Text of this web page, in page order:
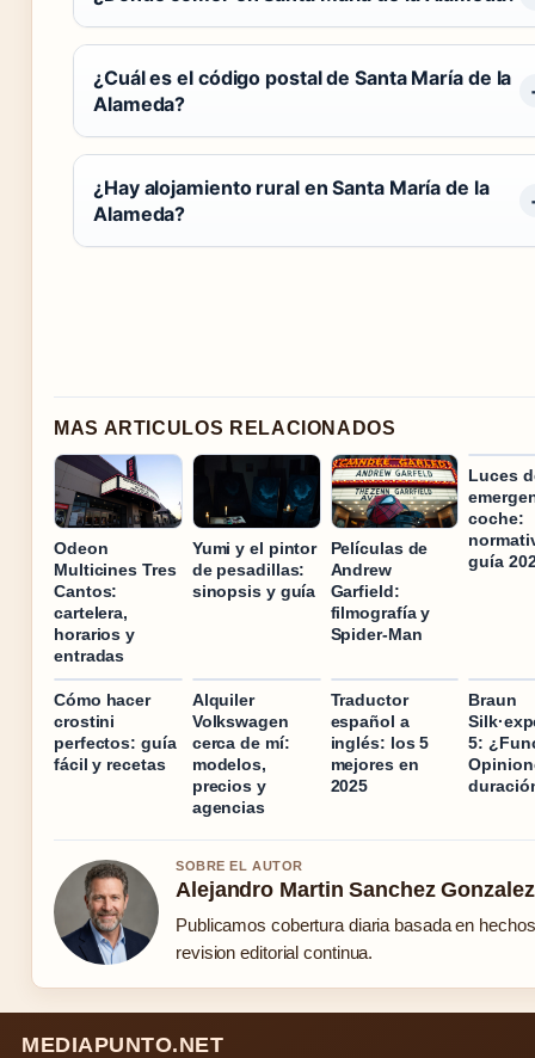
¿Cuál es el código postal de Santa María de la
Alameda?
¿Hay alojamiento rural en Santa María de la
Alameda?
MAS ARTICULOS RELACIONADOS
Odeon
Multicines Tres
Cantos:
cartelera,
horarios y
entradas
Yumi y el pintor
de pesadillas:
sinopsis y guía
Películas de
Andrew
Garfield:
filmografía y
Spider-Man
Luces
coche:
guía
Cómo hacer
crostini
perfectos: guía
fácil y recetas
Alquiler
Volkswagen
cerca de mí:
modelos,
precios y
agencias
Traductor
español a
inglés: los 5
mejores en
2025
Braun
5:
SOBRE EL AUTOR
Alejandro Martin Sanchez Gonzalez
Publicamos cobertura diaria basada en
revision editorial continua.
MEDIAPUNTO.NET